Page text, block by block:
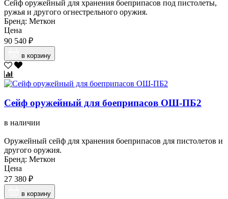
Сейф оружейный для хранения боеприпасов под пистолеты,
ружья и другого огнестрельного оружия.
Бренд: Меткон
Цена
90 540 ₽
в корзину
Сейф оружейный для боеприпасов ОШ-ПБ2
в наличии
Оружейный сейф для хранения боеприпасов для пистолетов и
другого оружия.
Бренд: Меткон
Цена
27 380 ₽
в корзину